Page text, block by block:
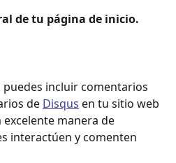
de tu página de inicio.
puedes incluir comentarios
de Disqus en tu sitio web
excelente manera de
interactúen y comenten